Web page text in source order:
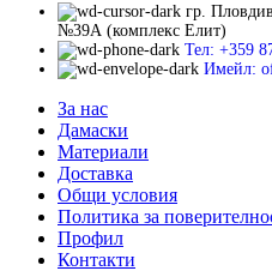
гр.
№39А (комплекс Елит)
Тел: +359
Имейл:
За нас
Дамаски
Материали
Доставка
Общи условия
Политика за
Профил
Контакти